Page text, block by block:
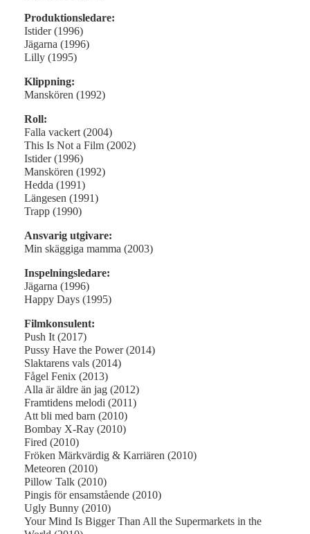
Produktionsledare:
Istider (1996)
Jägarna (1996)
Lilly (1995)
Klippning:
Manskören (1992)
Roll:
Falla vackert (2004)
This Is Not a Film (2002)
Istider (1996)
Manskören (1992)
Hedda (1991)
Längesen (1991)
Trapp (1990)
Ansvarig utgivare:
Min skäggiga mamma (2003)
Inspelningsledare:
Jägarna (1996)
Happy Days (1995)
Filmkonsulent:
Push It (2017)
Pussy Have the Power (2014)
Slaktarens vals (2014)
Fågel Fenix (2013)
Alla är äldre än jag (2012)
Framtidens melodi (2011)
Att bli med barn (2010)
Bombay X-Ray (2010)
Fired (2010)
Fröken Märkvärdig & Karriären (2010)
Meteoren (2010)
Pillow Talk (2010)
Pingis för ensamstående (2010)
Ugly Bunny (2010)
Your Mind Is Bigger Than All the Supermarkets in the